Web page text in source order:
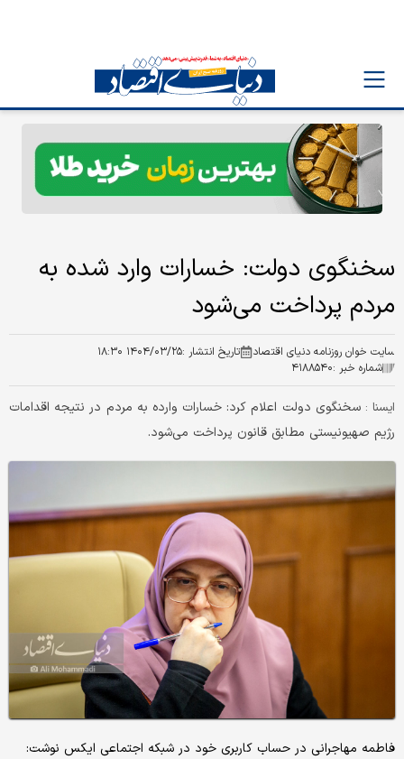
سخنگوی دولت: خسارات وارد شده به
مردم پرداخت می‌شود
سایت خوان روزنامه دنیای اقتصاد تاریخ انتشار :۱۴۰۴/۰۳/۲۵ ۱۸:۳۰
شماره خبر :۴۱۸۸۵۴۰
ايسنا :سخنگوی دولت اعلام کرد: خسارات وارده به مردم در نتیجه اقدامات
رژیم صهیونیستی مطابق قانون پرداخت می‌شود.
فاطمه مهاجرانی در حساب کاربری خود در شبکه اجتماعی ایکس نوشت: